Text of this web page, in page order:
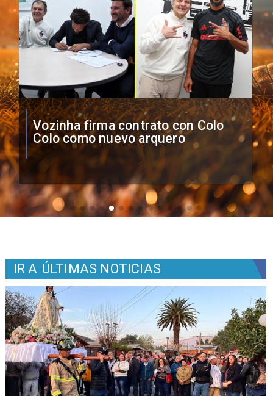
O'Higgins cae por penales ante
Boca Juniors en Copa
Sudamericana
IR A ÚLTIMAS NOTICIAS